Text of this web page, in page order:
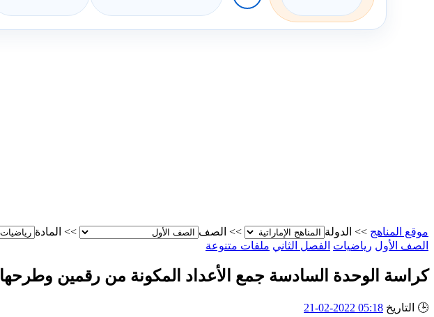
موقع المناهج >> الدولة >> الصف >> المادة
الصف الأول رياضيات الفصل الثاني ملفات متنوعة
كراسة الوحدة السادسة جمع الأعداد المكونة من رقمين وطرحها
🕒 التاريخ 05:18 2022-02-21